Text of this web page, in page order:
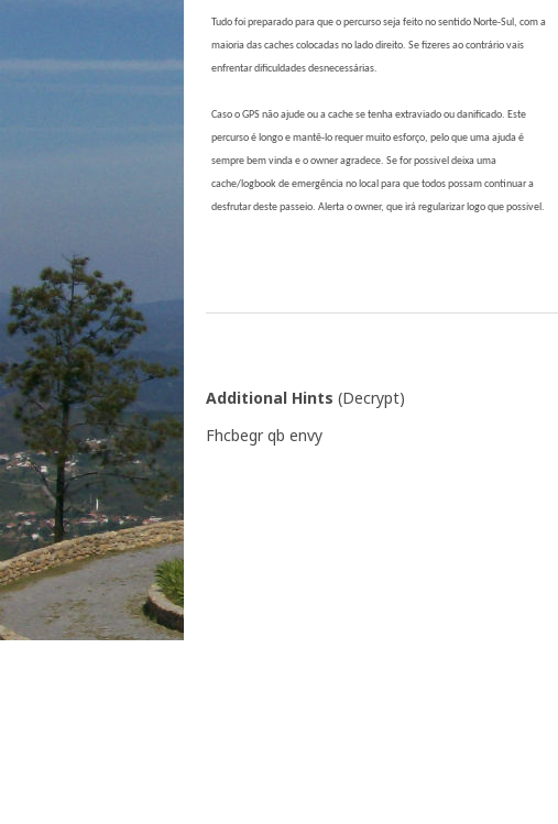
Tudo foi preparado para que o percurso seja feito no sentido Norte-Sul, com a
maioria das caches colocadas no lado direito. Se fizeres ao contrário vais
enfrentar dificuldades desnecessárias.
Caso o GPS não ajude ou a cache se tenha extraviado ou danificado. Este
percurso é longo e mantê-lo requer muito esforço, pelo que uma ajuda é
sempre bem vinda e o owner agradece. Se for possivel deixa uma
cache/logbook de emergência no local para que todos possam continuar a
desfrutar deste passeio. Alerta o owner, que irá regularizar logo que possivel.
Additional Hints (Decrypt)
Fhcbegr qb envy